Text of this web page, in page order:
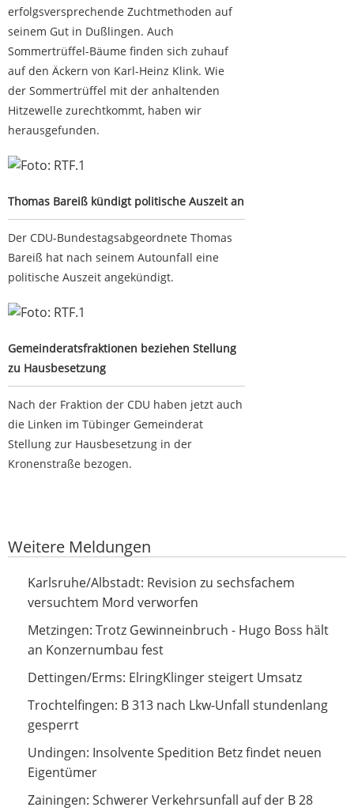
erfolgsversprechende Zuchtmethoden auf
seinem Gut in Dußlingen. Auch
Sommertrüffel-Bäume finden sich zuhauf
auf den Äckern von Karl-Heinz Klink. Wie
der Sommertrüffel mit der anhaltenden
Hitzewelle zurechtkommt, haben wir
herausgefunden.
Thomas Bareiß kündigt politische Auszeit an
Thomas Bareiß kündigt politische Auszeit an
Der CDU-Bundestagsabgeordnete Thomas
Bareiß hat nach seinem Autounfall eine
politische Auszeit angekündigt.
Gemeinderatsfraktionen beziehen Stellung zu
Gemeinderatsfraktionen beziehen Stellung
zu Hausbesetzung
Nach der Fraktion der CDU haben jetzt auch
die Linken im Tübinger Gemeinderat
Stellung zur Hausbesetzung in der
Kronenstraße bezogen.
Weitere Meldungen
Revision zu sechsfachem versuchtem Mord verworfen
Karlsruhe/Albstadt: Revision zu sechsfachem
versuchtem Mord verworfen
Trotz Gewinneinbruch - Hugo Boss hält an
Konzernumbau fest
Metzingen: Trotz Gewinneinbruch - Hugo Boss hält
an Konzernumbau fest
ElringKlinger steigert Umsatz
Dettingen/Erms: ElringKlinger steigert Umsatz
B 313 nach Lkw-Unfall stundenlang gesperrt
Trochtelfingen: B 313 nach Lkw-Unfall stundenlang
gesperrt
Insolvente Spedition Betz findet neuen Eigentümer
Undingen: Insolvente Spedition Betz findet neuen
Eigentümer
Schwerer Verkehrsunfall auf der B 28
Zainingen: Schwerer Verkehrsunfall auf der B 28